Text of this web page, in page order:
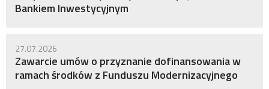
Bankiem Inwestycyjnym
27.07.2026
Zawarcie umów o przyznanie dofinansowania w
ramach środków z Funduszu Modernizacyjnego